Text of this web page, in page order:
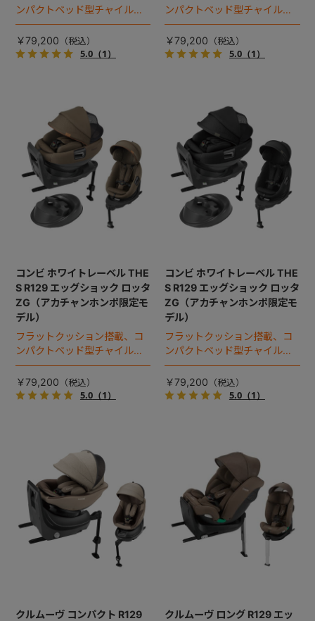
ンパクトベッド型チャイルド
シート（2025年モデル）。
￥79,200
5.0（1）
ンパクトベッド型チャイルド
シート（2025年モデル）。
￥79,200
5.0（1）
コンビ ホワイトレーベル THE
S R129 エッグショック ロッタ
ZG（アカチャンホンポ限定モ
デル）
フラットクッション搭載、コ
ンパクトベッド型チャイルド
シート（2025年モデル）。
￥79,200
5.0（1）
コンビ ホワイトレーベル THE
S R129 エッグショック ロッタ
ZG（アカチャンホンポ限定モ
デル）
フラットクッション搭載、コ
ンパクトベッド型チャイルド
シート（2025年モデル）。
￥79,200
5.0（1）
クルムーヴ コンパクト R129
クルムーヴ ロング R129 エッ